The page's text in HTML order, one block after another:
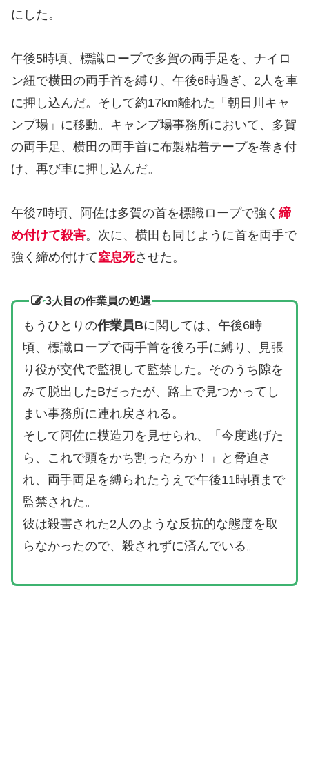
にした。
午後5時頃、標識ロープで多賀の両手足を、ナイロ
ン紐で横田の両手首を縛り、午後6時過ぎ、2人を車
に押し込んだ。そして約17km離れた「朝日川キャ
ンプ場」に移動。キャンプ場事務所において、多賀
の両手足、横田の両手首に布製粘着テープを巻き付
け、再び車に押し込んだ。
午後7時頃、阿佐は多賀の首を標識ロープで強く 締
め付けて殺害。次に、横田も同じように首を両手で
強く締め付けて窒息死させた。
3人目の作業員の処遇
もうひとりの作業員Bに関しては、午後6時
頃、標識ロープで両手首を後ろ手に縛り、見張
り役が交代で監視して監禁した。そのうち隙を
みて脱出したBだったが、路上で見つかってし
まい事務所に連れ戻される。
そして阿佐に模造刀を見せられ、「今度逃げた
ら、これで頭をかち割ったろか！」と脅迫さ
れ、両手両足を縛られたうえで午後11時頃まで
監禁された。
彼は殺害された2人のような反抗的な態度を取
らなかったので、殺されずに済んでいる。